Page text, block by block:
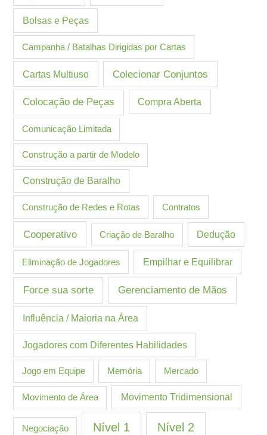
Bolsas e Peças
Campanha / Batalhas Dirigidas por Cartas
Cartas Multiuso Colecionar Conjuntos
Colocação de Peças Compra Aberta
Comunicação Limitada
Construção a partir de Modelo
Construção de Baralho
Construção de Redes e Rotas Contratos
Cooperativo Criação de Baralho Dedução
Eliminação de Jogadores Empilhar e Equilibrar
Force sua sorte Gerenciamento de Mãos
Influência / Maioria na Área
Jogadores com Diferentes Habilidades
Jogo em Equipe Memória Mercado
Movimento de Área Movimento Tridimensional
Negociação Nível 1 Nível 2